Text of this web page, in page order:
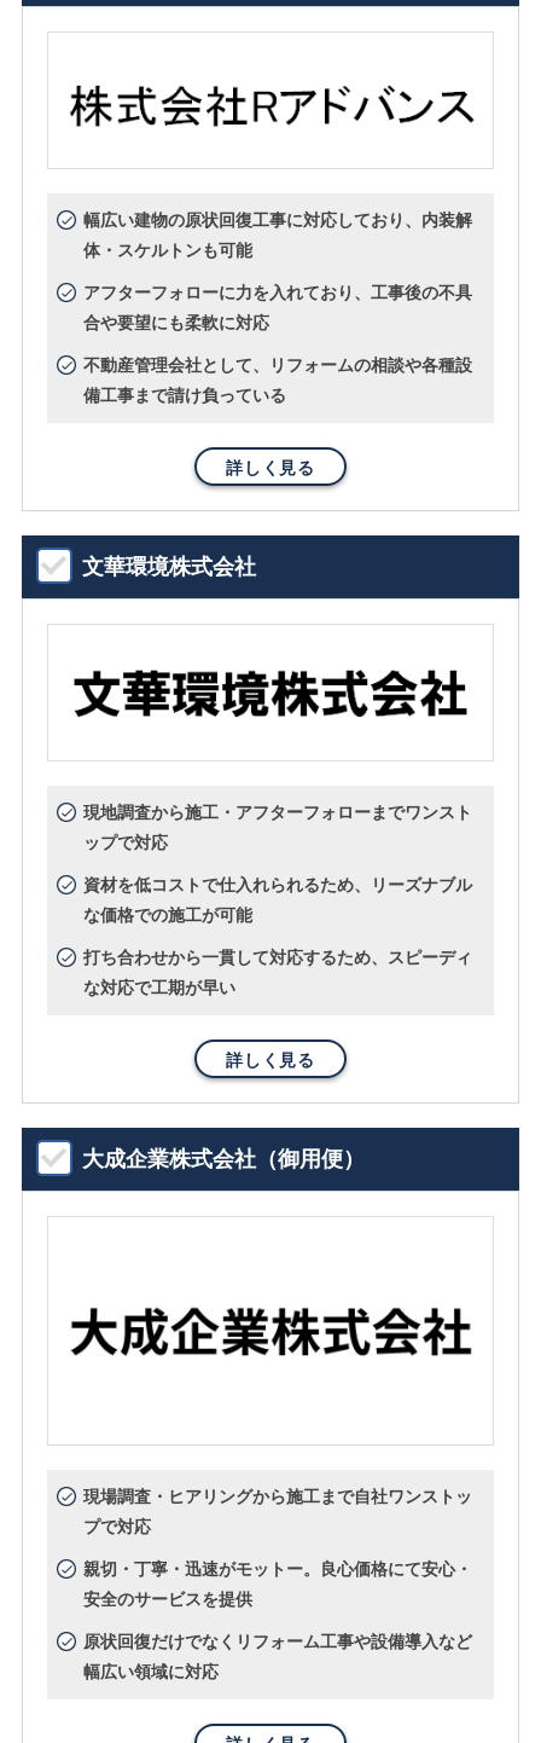
幅広い建物の原状回復工事に対応しており、内装解
体・スケルトンも可能
アフターフォローに力を入れており、工事後の不具
合や要望にも柔軟に対応
不動産管理会社として、リフォームの相談や各種設
備工事まで請け負っている
詳しく見る
文華環境株式会社
現地調査から施工・アフターフォローまでワンスト
ップで対応
資材を低コストで仕入れられるため、リーズナブル
な価格での施工が可能
打ち合わせから一貫して対応するため、スピーディ
な対応で工期が早い
詳しく見る
大成企業株式会社（御用便）
現場調査・ヒアリングから施工まで自社ワンストッ
プで対応
親切・丁寧・迅速がモットー。良心価格にて安心・
安全のサービスを提供
原状回復だけでなくリフォーム工事や設備導入など
幅広い領域に対応